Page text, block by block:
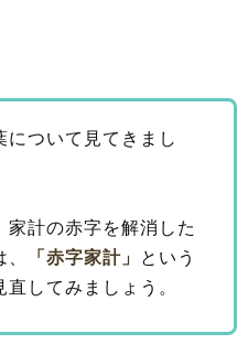
について見てきまし
計の赤字を解消した
「赤字家計」
という
してみましょう。